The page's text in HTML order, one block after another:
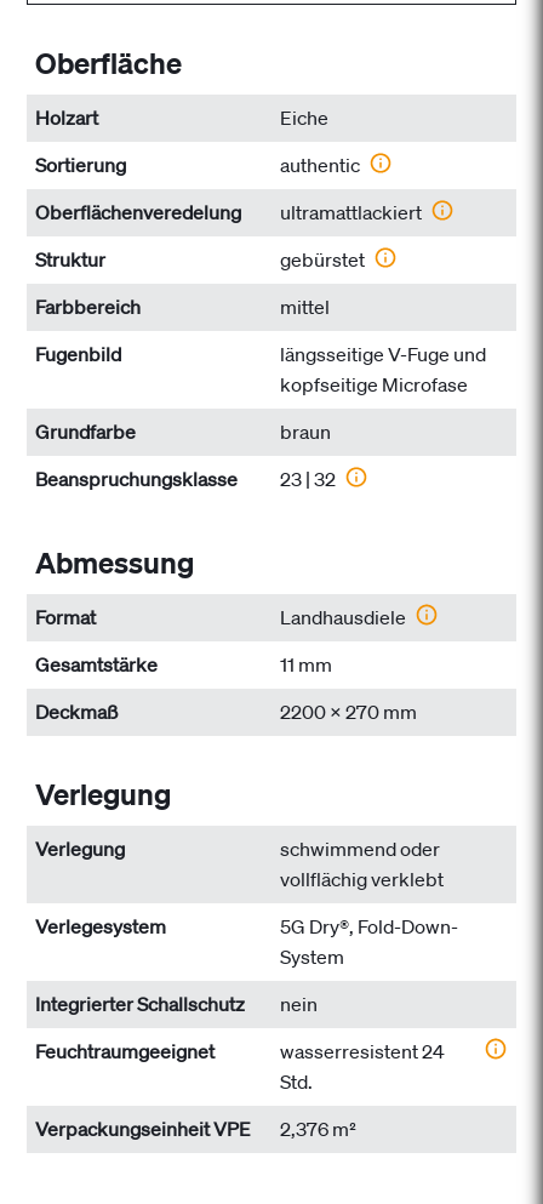
Oberfläche
Holzart
Eiche
Sortierung
authentic
Oberflächen­veredelung
ultramattlackiert
Struktur
gebürstet
Farbbereich
mittel
Fugenbild
längsseitige V-Fuge und
kopfseitige Microfase
Grundfarbe
braun
Beanspruchungs­klasse
23 | 32
Abmessung
Format
Landhausdiele
Gesamtstärke
11 mm
Deckmaß
2200 x 270 mm
Verlegung
Verlegung
schwimmend oder
vollflächig verklebt
Verlegesystem
5G Dry®, Fold-Down-
System
Integrierter Schallschutz
nein
Feuchtraumgeeignet
wasserresistent 24
Std.
Verpackungseinheit VPE
2,376 m²